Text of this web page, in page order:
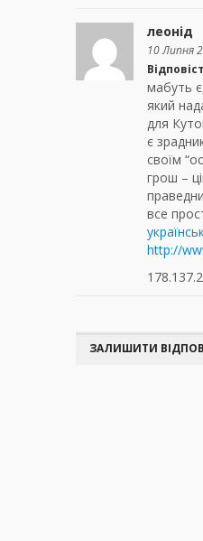
леонід
10 Липня
мабуть
який
для
є
своїм
грош –
все
http://
ЗАЛИШИТИ